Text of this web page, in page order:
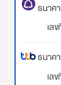
ธนาค
เล
ธนาค
เล